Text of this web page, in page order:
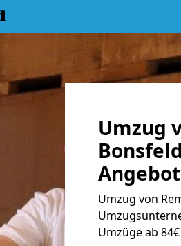
Umzug
Umzug von
Umzüge ab 84€